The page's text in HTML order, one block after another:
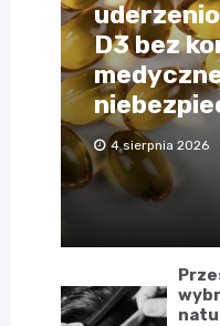
D3 bez
4 sierpnia 2026